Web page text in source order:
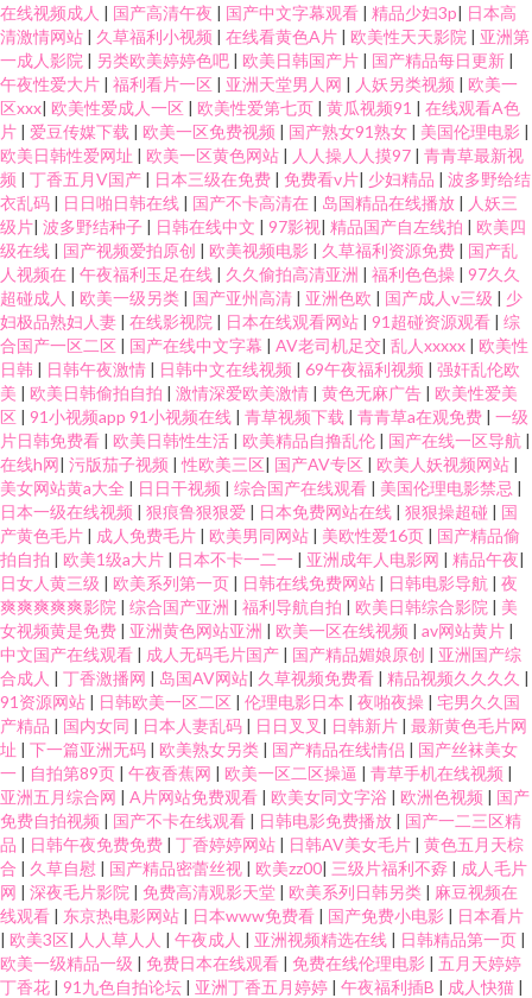
在线视频成人 | 国产高清午夜 | 国产中文字幕观看 | 精品少妇3p| 日本高
清激情网站 | 久草福利小视频 | 在线看黄色A片 | 欧美性天天影院 | 亚洲第
一成人影院 | 另类欧美婷婷色吧 | 欧美日韩国产片 | 国产精品每日更新 |
午夜性爱大片 | 福利看片一区 | 亚洲天堂男人网 | 人妖另类视频 | 欧美一
区xxx| 欧美性爱成人一区 | 欧美性爱第七页 | 黄瓜视频91 | 在线观看A色
片 | 爱豆传媒下载 | 欧美一区免费视频 | 国产熟女91熟女 | 美国伦理电影 |
欧美日韩性爱网址 | 欧美一区黄色网站 | 人人操人人摸97 | 青青草最新视
频 | 丁香五月V国产 | 日本三级在免费 | 免费看v片| 少妇精品 | 波多野给结
衣乱码 | 日日啪日韩在线 | 国产不卡高清在 | 岛国精品在线播放 | 人妖三
级片| 波多野结种子 | 日韩在线中文 | 97影视| 精品国产自左线拍 | 欧美四
级在线 | 国产视频爱拍原创 | 欧美视频电影 | 久草福利资源免费 | 国产乱
人视频在 | 午夜福利玉足在线 | 久久偷拍高清亚洲 | 福利色色操 | 97久久
超碰成人 | 欧美一级另类 | 国产亚州高清 | 亚洲色欧 | 国产成人v三级 | 少
妇极品熟妇人妻 | 在线影视院 | 日本在线观看网站 | 91超碰资源观看 | 综
合国产一区二区 | 国产在线中文字幕 | AV老司机足交| 乱人xxxxx | 欧美性
日韩 | 日韩午夜激情 | 日韩中文在线视频 | 69午夜福利视频 | 强奸乱伦欧
美 | 欧美日韩偷拍自拍 | 激情深爱欧美激情 | 黄色无麻广告 | 欧美性爱美
区 | 91小视频app 91小视频在线 | 青草视频下载 | 青青草a在观免费 | 一级
片日韩免费看 | 欧美日韩性生活 | 欧美精品自撸乱伦 | 国产在线一区导航 |
在线h网| 污版茄子视频 |性欧美三区| 国产AV专区 | 欧美人妖视频网站 |
美女网站黄a大全 | 日日干视频 | 综合国产在线观看 | 美国伦理电影禁忌 |
日本一级在线视频 | 狠痕鲁狠狠爱 | 日本免费网站在线 | 狠狠操超碰 | 国
产黄色毛片 | 成人免费毛片 | 欧美男同网站 | 美欧性爱16页 | 国产精品偷
拍自拍 | 欧美1级a大片 | 日本不卡一二一 | 亚洲成年人电影网 | 精品午夜|
日女人黄三级 | 欧美系列第一页 | 日韩在线免费网站 | 日韩电影导航 | 夜
爽爽爽爽爽影院 | 综合国产亚洲 | 福利导航自拍 | 欧美日韩综合影院 | 美
女视频黄是免费 | 亚洲黄色网站亚洲 | 欧美一区在线视频 | av网站黄片 |
中文国产在线观看 | 成人无码毛片国产 | 国产精品媚娘原创 | 亚洲国产综
合成人 | 丁香激播网 | 岛国AV网站| 久草视频免费看 | 精品视频久久久久 |
91资源网站 | 日韩欧美一区二区 | 伦理电影日本 | 夜啪夜操 | 宅男久久国
产精品 | 国内女同 | 日本人妻乱码 | 日日叉叉 | 日韩新片 | 最新黄色毛片网
址 | 下一篇亚洲无码 | 欧美熟女另类 | 国产精品在线情侣 | 国产丝袜美女
一 | 自拍第89页 | 午夜香蕉网 | 欧美一区二区操逼 | 青草手机在线视频 |
亚洲五月综合网 | A片网站免费观看 | 欧美女同文字浴 | 欧洲色视频 | 国产
免费自拍视频 | 国产不卡在线观看 | 日韩电影免费播放 | 国产一二三区精
品 | 日韩午夜免费免费 | 丁香婷婷网站 | 日韩AV美女毛片 | 黄色五月天棕
合 | 久草自慰 | 国产精品密蕾丝视 | 欧美zz00| 三级片福利不孬 | 成人毛片
网 | 深夜毛片影院 | 免费高清观影天堂 | 欧美系列日韩另类 | 麻豆视频在
线观看 | 东京热电影网站 | 日本www免费看 | 国产免费小电影 | 日本看片
| 欧美3区| 人人草人人 | 午夜成人 | 亚洲视频精选在线 | 日韩精品第一页 |
欧美一级精品一级 | 免费日本在线观看 | 免费在线伦理电影 | 五月天婷婷
丁香花 | 91九色自拍论坛 | 亚洲丁香五月婷婷 | 午夜福利插B | 成人快猫 |